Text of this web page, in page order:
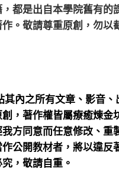
都是出自本學院舊有的
。敬請尊重原創，勿以
內之所有文章、影音、
，著作權皆屬療癒煉金
方同意而任意修改、重
公開教材者，將以違反
究，敬請自重。